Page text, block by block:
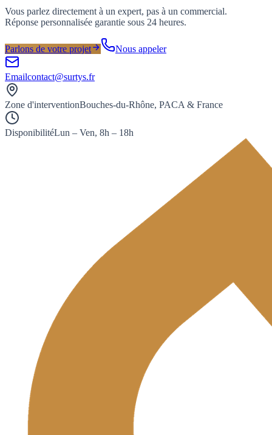
Vous parlez directement à un expert, pas à un commercial.
Réponse personnalisée garantie sous 24 heures.
Parlons de votre projet Nous appeler
Emailcontact@surtys.fr
Zone d'interventionBouches-du-Rhône, PACA & France
DisponibilitéLun – Ven, 8h – 18h